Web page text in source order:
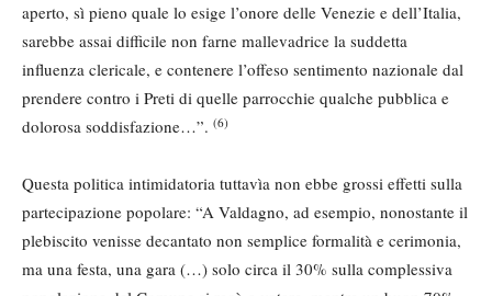
aperto, sì pieno quale lo esige l’onore delle Venezie e dell’Italia,
sarebbe assai difficile non farne mallevadrice la suddetta
influenza clericale, e contenere l’offeso sentimento nazionale dal
prendere contro i Preti di quelle parrocchie qualche pubblica e
dolorosa soddisfazione…”. (6)
Questa politica intimidatoria tuttavìa non ebbe grossi effetti sulla
partecipazione popolare: “A Valdagno, ad esempio, nonostante il
plebiscito venisse decantato non semplice formalità e cerimonia,
ma una festa, una gara (…) solo circa il 30% sulla complessiva